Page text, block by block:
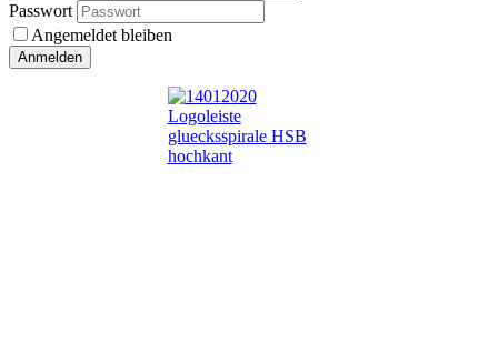
Passwort
Angemeldet bleiben